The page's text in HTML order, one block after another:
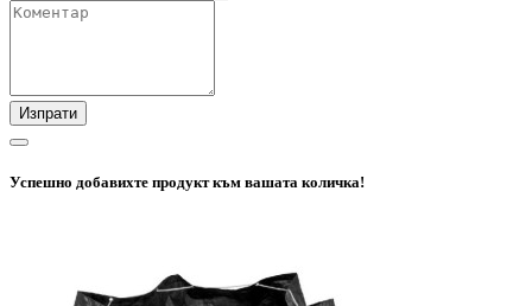
Изпрати
Успешно добавихте продукт към вашата количка!